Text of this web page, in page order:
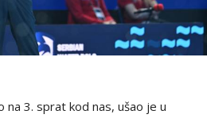
na 3. sprat kod nas, ušao je u